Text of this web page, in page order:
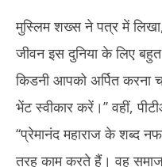
मुस्लिम शख्स ने पत्र में
जीवन इस दुनिया के लिए
किडनी आपको अर्पित करना
भेंट स्वीकार करें।’’ वहीं,
‘‘प्रेमानंद महाराज के शब्द
तरह काम करते हैं। वह